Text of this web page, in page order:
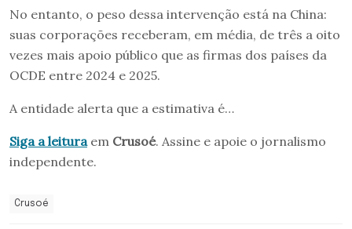
No entanto, o peso dessa intervenção está na China:
suas corporações receberam, em média, de três a oito
vezes mais apoio público que as firmas dos países da
OCDE entre 2024 e 2025.
A entidade alerta que a estimativa é…
Siga a leituraem Crusoé. Assine e apoie o jornalismo
independente.
Crusoé